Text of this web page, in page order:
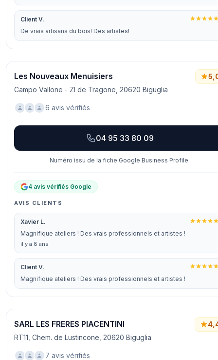
Client V.
De vrais artisans du bois! Des artistes!
Les Nouveaux Menuisiers
Campo Vallone - ZI de Tragone, 20620 Biguglia
6 avis vérifiés
04 95 33 80 09
Numéro issu de la fiche Google Business Profile.
4 avis vérifiés Google
AVIS CLIENTS
Xavier L.
Magnifique ateliers ! Des vrais professionnels et artistes !
il y a 8 ans
Client V.
Magnifique ateliers ! Des vrais professionnels et artistes !
SARL LES FRERES PIACENTINI
RT11, Chem. de Lustincone, 20620 Biguglia
7 avis vérifiés